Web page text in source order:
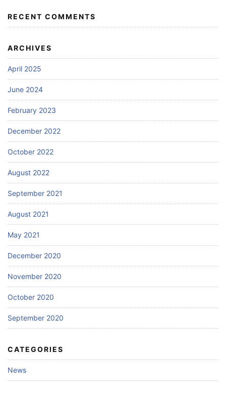
RECENT COMMENTS
ARCHIVES
April 2025
June 2024
February 2023
December 2022
October 2022
August 2022
September 2021
August 2021
May 2021
December 2020
November 2020
October 2020
September 2020
CATEGORIES
News